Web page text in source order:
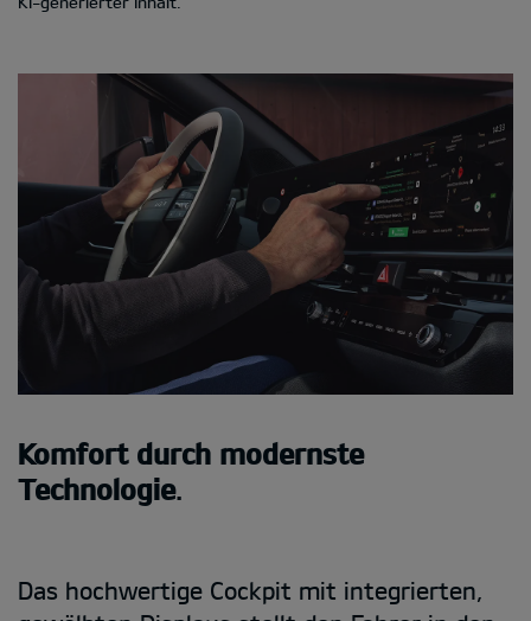
Komfort durch modernste
Technologie.
Das hochwertige Cockpit mit integrierten,